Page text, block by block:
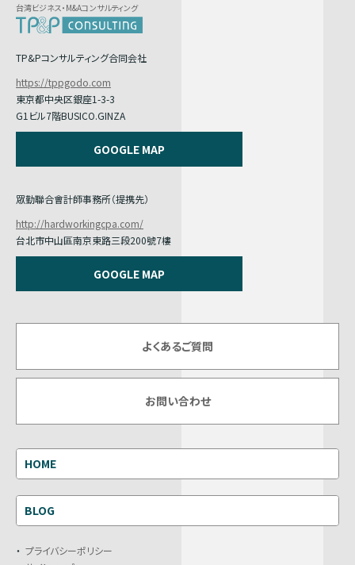
台湾ビジネス・M&Aコンサルティング
TP&Pコンサルティング合同会社
https://tppgodo.com
東京都中央区銀座1-3-3
G1ビル7階BUSICO.GINZA
GOOGLE MAP
眾勤聯合會計師事務所（提携先）
http://hardworkingcpa.com/
台北市中山區南京東路三段200號7樓
GOOGLE MAP
よくあるご質問
お問い合わせ
HOME
BLOG
プライバシーポリシー